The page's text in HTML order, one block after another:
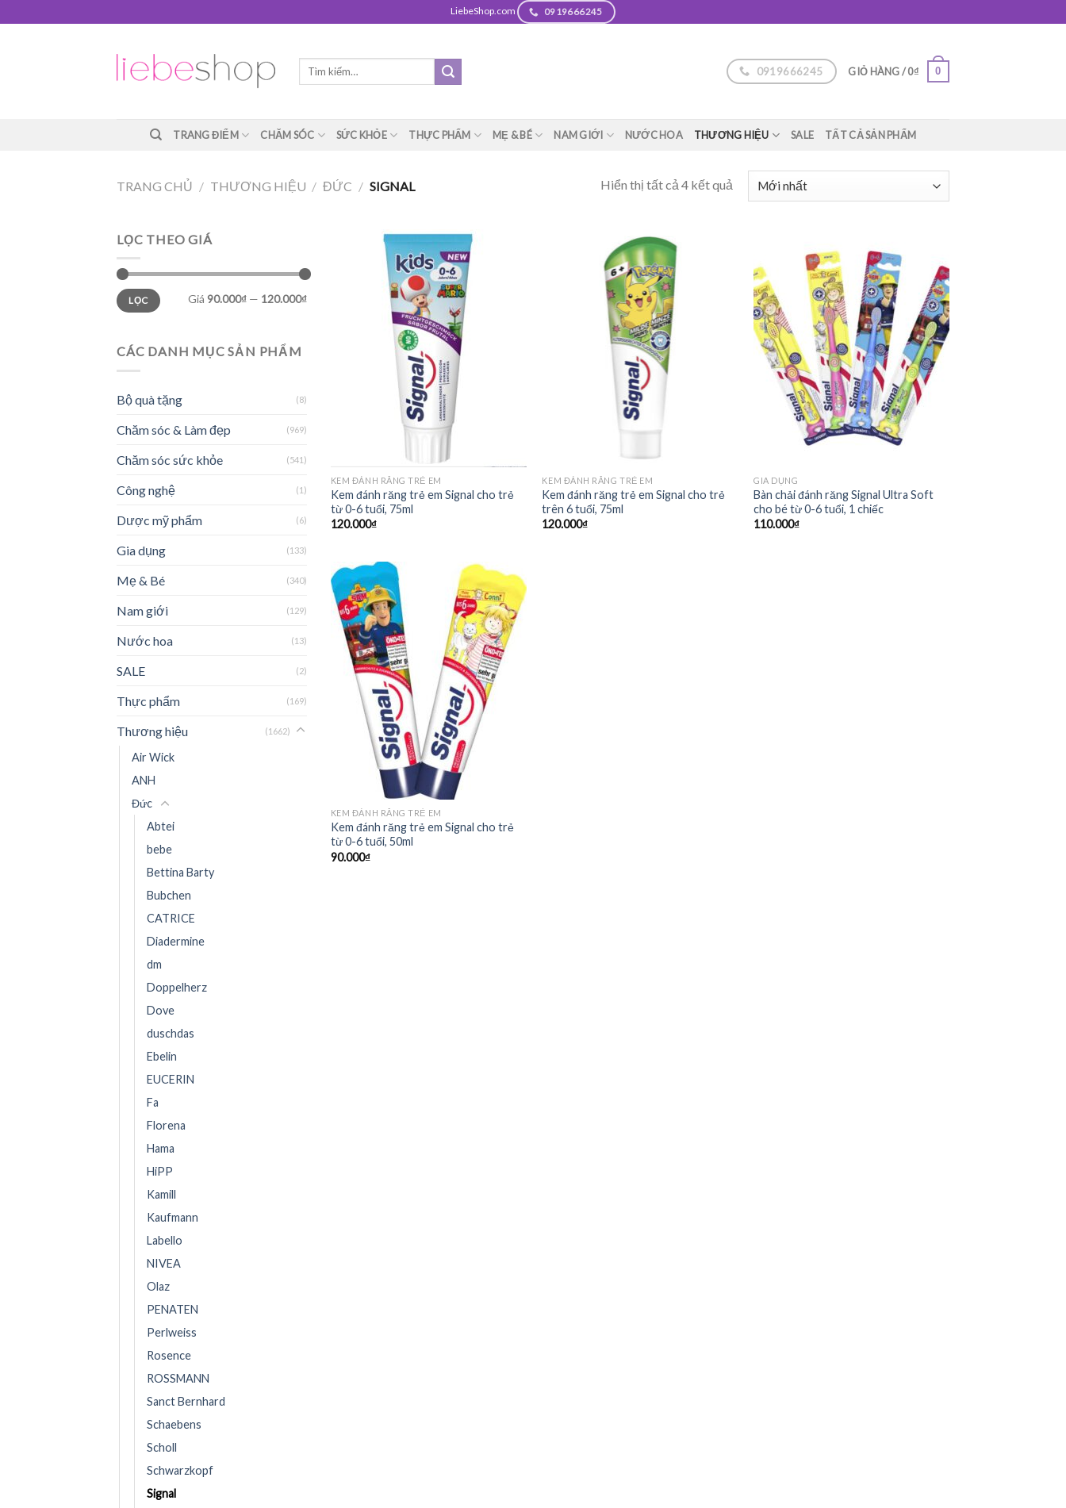
to
LiebeShop.com 0919666245
Tìm
0919666245 GIỎ HÀNG /0₫ 0
TRANG ĐIỂM CHĂM SÓC SỨC KHỎE THỰC PHẨM MẸ & BÉ NAM GIỚI NƯỚC HOA THƯƠNG HIỆU SALE TẤT CẢ SẢN PHẨM
TRANG CHỦ / THƯƠNG HIỆU / ĐỨC / SIGNAL Hiển thị tất cả 4 kết quả
LỌC THEO GIÁ
LỌC Giá 90.000₫ — 120.000₫
CÁC DANH MỤC SẢN PHẨM
Bộ quà tặng (8)
Chăm sóc & Làm đẹp (969)
Chăm sóc sức khỏe (541)
Công nghệ (1)
Dược mỹ phẩm (6)
Gia dụng (133)
Mẹ & Bé (340)
Nam giới (129)
Nước hoa (13)
SALE (2)
Thực phẩm (169)
Thương hiệu (1662)
Air Wick
ANH
Đức
Abtei
bebe
Bettina Barty
Bubchen
CATRICE
Diadermine
dm
Doppelherz
Dove
duschdas
Ebelin
EUCERIN
Fa
Florena
Hama
HiPP
Kamill
Kaufmann
Labello
NIVEA
Olaz
PENATEN
Perlweiss
Rosence
ROSSMANN
Sanct Bernhard
Schaebens
Scholl
Schwarzkopf
Signal
KEM ĐÁNH RĂNG TRẺ EM
Kem đánh răng trẻ em Signal cho trẻ
từ 0-6 tuổi, 75ml
120.000₫
KEM ĐÁNH RĂNG TRẺ EM
Kem đánh răng trẻ em Signal cho trẻ
trên 6 tuổi, 75ml
120.000₫
GIA DỤNG
Bàn chải đánh răng Signal Ultra Soft
cho bé từ 0-6 tuổi, 1 chiếc
110.000₫
KEM ĐÁNH RĂNG TRẺ EM
Kem đánh răng trẻ em Signal cho trẻ
từ 0-6 tuổi, 50ml
90.000₫